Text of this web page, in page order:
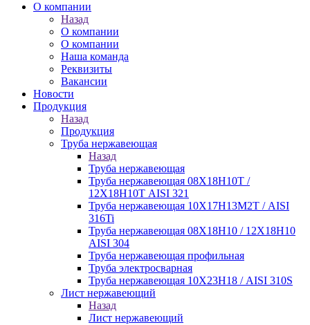
О компании
Назад
О компании
О компании
Наша команда
Реквизиты
Вакансии
Новости
Продукция
Назад
Продукция
Труба нержавеющая
Назад
Труба нержавеющая
Труба нержавеющая 08Х18Н10Т /
12Х18Н10Т AISI 321
Труба нержавеющая 10Х17Н13М2Т / AISI
316Ti
Труба нержавеющая 08Х18Н10 / 12Х18Н10
AISI 304
Труба нержавеющая профильная
Труба электросварная
Труба нержавеющая 10Х23Н18 / AISI 310S
Лист нержавеющий
Назад
Лист нержавеющий